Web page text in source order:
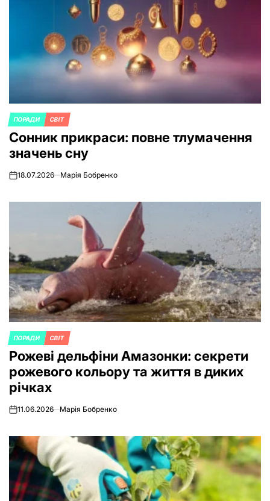
POSTED
IN
ПОРАДИ СВІТ
Сонник прикраси: повне тлумачення
значень сну
on18.07.2026 Марія Бобренко
POSTED
IN
ПОРАДИ СВІТ
Рожеві дельфіни Амазонки: секрети
рожевого кольору та життя в диких
річках
on11.06.2026 Марія Бобренко